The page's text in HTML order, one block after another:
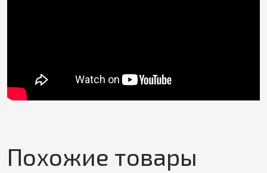
Похожие товары